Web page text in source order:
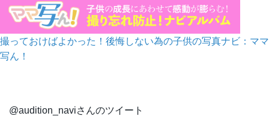
撮っておけばよかった！後悔しない為の子供の写真ナビ：ママ
写ん！
@audition_naviさんのツイート